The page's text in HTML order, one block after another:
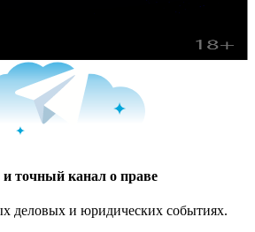
точный канал о праве
деловых и юридических событиях.